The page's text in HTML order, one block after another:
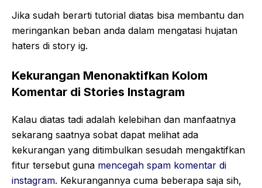
Jika sudah berarti tutorial diatas bisa membantu dan
meringankan beban anda dalam mengatasi hujatan
haters di story ig.
Kekurangan Menonaktifkan Kolom
Komentar di Stories Instagram
Kalau diatas tadi adalah kelebihan dan manfaatnya
sekarang saatnya sobat dapat melihat ada
kekurangan yang ditimbulkan sesudah mengaktifkan
fitur tersebut guna mencegah spam komentar di
instagram. Kekurangannya cuma beberapa saja sih,